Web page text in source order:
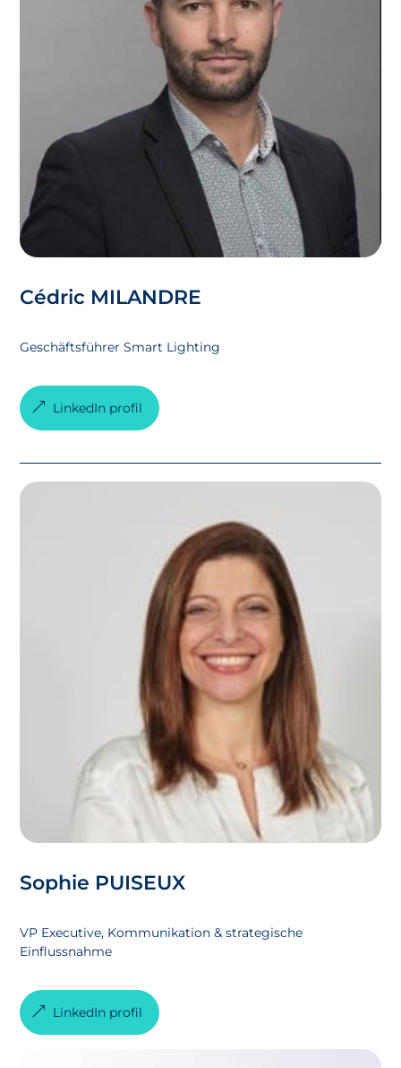
Cédric MILANDRE
Geschäftsführer Smart Lighting
LinkedIn profil
Sophie PUISEUX
VP Executive, Kommunikation & strategische
Einflussnahme
LinkedIn profil